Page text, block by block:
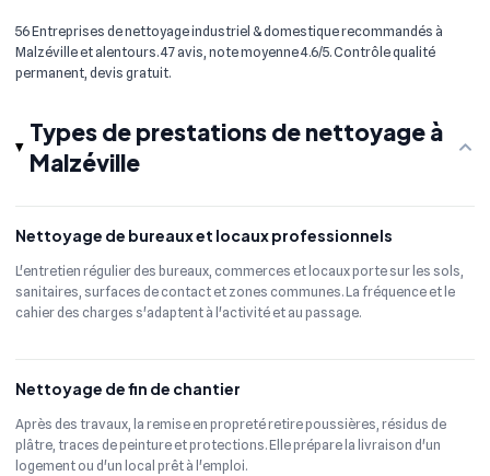
56 Entreprises de nettoyage industriel & domestique recommandés à
Malzéville et alentours. 47 avis, note moyenne 4.6/5. Contrôle qualité
permanent, devis gratuit.
Types de prestations de nettoyage à
Malzéville
Nettoyage de bureaux et locaux professionnels
L'entretien régulier des bureaux, commerces et locaux porte sur les sols,
sanitaires, surfaces de contact et zones communes. La fréquence et le
cahier des charges s'adaptent à l'activité et au passage.
Nettoyage de fin de chantier
Après des travaux, la remise en propreté retire poussières, résidus de
plâtre, traces de peinture et protections. Elle prépare la livraison d'un
logement ou d'un local prêt à l'emploi.